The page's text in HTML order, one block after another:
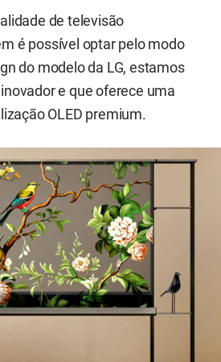
de televisão
é possível optar pelo modo
do modelo da LG, estamos
e que oferece uma
OLED premium.